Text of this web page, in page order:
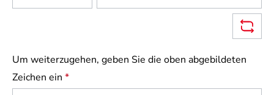
Um weiterzugehen, geben Sie die oben abgebildeten
Zeichen ein *